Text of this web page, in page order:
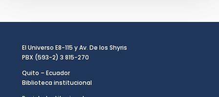
El Universo E8-115 y Av. De los Shyris
PBX (593-2) 3 815-270
Quito – Ecuador
Biblioteca institucional